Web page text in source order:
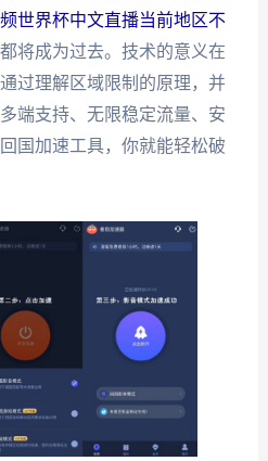
世界杯中文直播当前地区不
将成为过去。技术的意义在
过理解区域限制的原理，并
端支持、无限稳定流量、安
国加速工具，你就能轻松破